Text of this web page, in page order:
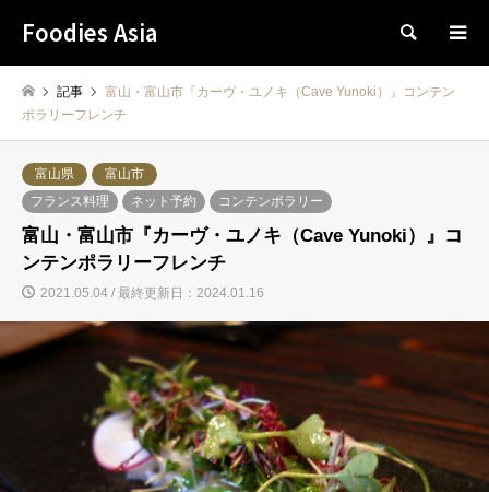
Foodies Asia 検索
記事
富山・富山市『カーヴ・ユノキ（Cave Yunoki）』コンテン
ポラリーフレンチ
富山県
富山市
フランス料理
ネット予約 コンテンポラリー
富山・富山市『カーヴ・ユノキ（Cave Yunoki）』コ
ンテンポラリーフレンチ
2021.05.04 / 最終更新日：2024.01.16